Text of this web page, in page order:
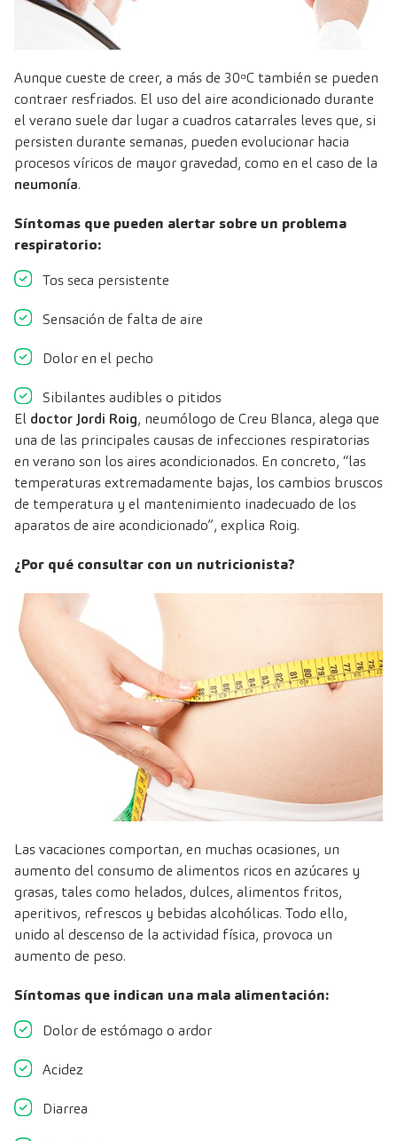
Aunque cueste de creer, a más de 30ºC también se pueden
contraer resfriados. El uso del aire acondicionado durante
el verano suele dar lugar a cuadros catarrales leves que, si
persisten durante semanas, pueden evolucionar hacia
procesos víricos de mayor gravedad, como en el caso de la
neumonía.
Síntomas que pueden alertar sobre un problema
respiratorio:
Tos seca persistente
Sensación de falta de aire
Dolor en el pecho
Sibilantes audibles o pitidos
El doctor Jordi Roig, neumólogo de Creu Blanca, alega que
una de las principales causas de infecciones respiratorias
en verano son los aires acondicionados. En concreto, “las
temperaturas extremadamente bajas, los cambios bruscos
de temperatura y el mantenimiento inadecuado de los
aparatos de aire acondicionado”, explica Roig.
¿Por qué consultar con un nutricionista?
Las vacaciones comportan, en muchas ocasiones, un
aumento del consumo de alimentos ricos en azúcares y
grasas, tales como helados, dulces, alimentos fritos,
aperitivos, refrescos y bebidas alcohólicas. Todo ello,
unido al descenso de la actividad física, provoca un
aumento de peso.
Síntomas que indican una mala alimentación:
Dolor de estómago o ardor
Acidez
Diarrea